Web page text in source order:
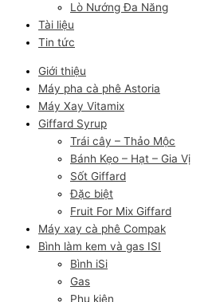
Lò Nướng Đa Năng
Tài liệu
Tin tức
Giới thiệu
Máy pha cà phê Astoria
Máy Xay Vitamix
Giffard Syrup
Trái cây – Thảo Mộc
Bánh Kẹo – Hạt – Gia Vị
Sốt Giffard
Đặc biệt
Fruit For Mix Giffard
Máy xay cà phê Compak
Bình làm kem và gas ISI
Bình iSi
Gas
Phụ kiện